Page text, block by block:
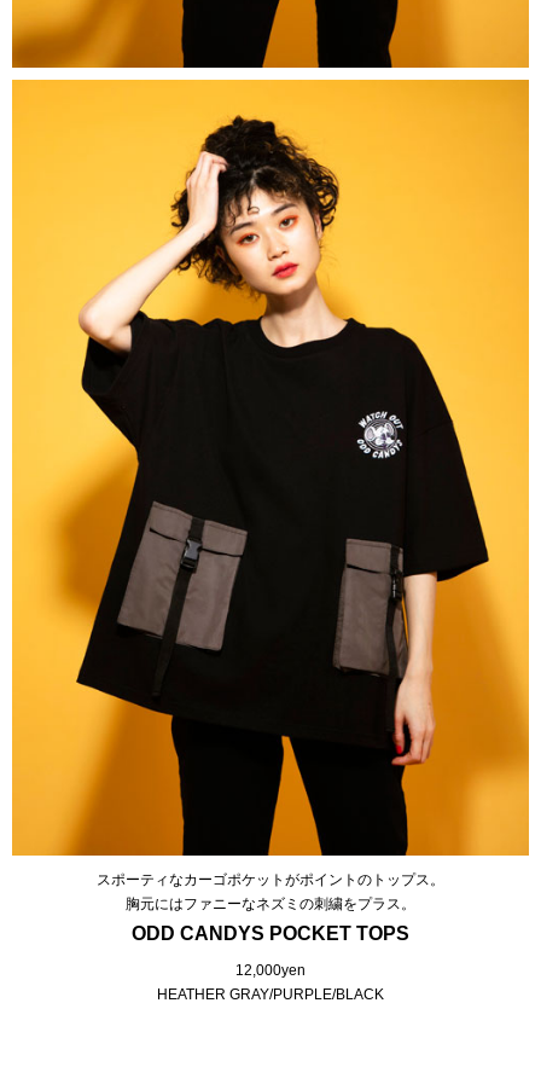
スポーティなカーゴポケットがポイントのトップス。
胸元にはファニーなネズミの刺繍をプラス。
ODD CANDYS POCKET TOPS
12,000yen
HEATHER GRAY/PURPLE/BLACK